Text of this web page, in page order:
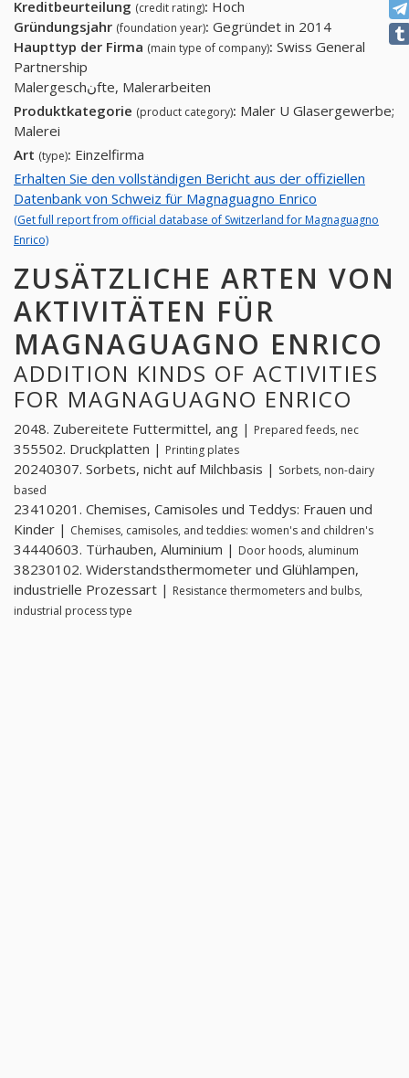
Kreditbeurteilung (credit rating): Hoch
Gründungsjahr (foundation year): Gegründet in 2014
Haupttyp der Firma (main type of company): Swiss General
Partnership
Malergeschنfte, Malerarbeiten
Produktkategorie (product category): Maler U Glasergewerbe;
Malerei
Art (type): Einzelfirma
Erhalten Sie den vollständigen Bericht aus der offiziellen
Datenbank von Schweiz für Magnaguagno Enrico
(Get full report from official database of Switzerland for Magnaguagno
Enrico)
ZUSÄTZLICHE ARTEN VON
AKTIVITÄTEN FÜR
MAGNAGUAGNO ENRICO
ADDITION KINDS OF ACTIVITIES
FOR MAGNAGUAGNO ENRICO
2048. Zubereitete Futtermittel, ang | Prepared feeds, nec
355502. Druckplatten | Printing plates
20240307. Sorbets, nicht auf Milchbasis | Sorbets, non-dairy
based
23410201. Chemises, Camisoles und Teddys: Frauen und
Kinder | Chemises, camisoles, and teddies: women's and children's
34440603. Türhauben, Aluminium | Door hoods, aluminum
38230102. Widerstandsthermometer und Glühlampen,
industrielle Prozessart | Resistance thermometers and bulbs,
industrial process type